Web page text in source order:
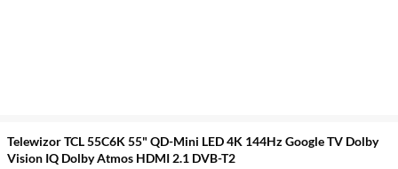
Telewizor TCL 55C6K 55" QD-Mini LED 4K 144Hz Google TV Dolby
Vision IQ Dolby Atmos HDMI 2.1 DVB-T2